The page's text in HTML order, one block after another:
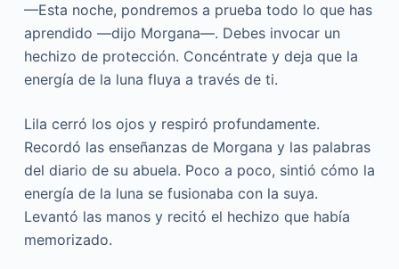
—Esta noche, pondremos a prueba todo lo que has
aprendido —dijo Morgana—. Debes invocar un
hechizo de protección. Concéntrate y deja que la
energía de la luna fluya a través de ti.
Lila cerró los ojos y respiró profundamente.
Recordó las enseñanzas de Morgana y las palabras
del diario de su abuela. Poco a poco, sintió cómo la
energía de la luna se fusionaba con la suya.
Levantó las manos y recitó el hechizo que había
memorizado.